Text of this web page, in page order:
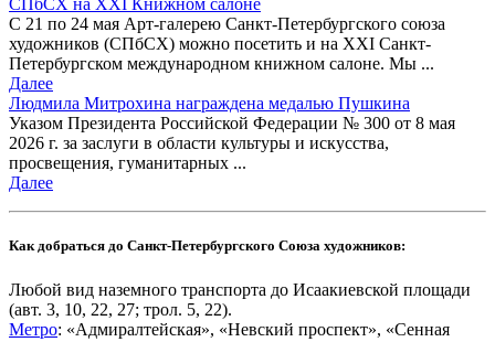
СПбСХ на XXI Книжном салоне
С 21 по 24 мая Арт-галерею Санкт-Петербургского союза
художников (СПбСХ) можно посетить и на XXI Санкт-
Петербургском международном книжном салоне. Мы ...
Далее
Людмила Митрохина награждена медалью Пушкина
Указом Президента Российской Федерации № 300 от 8 мая
2026 г. за заслуги в области культуры и искусства,
просвещения, гуманитарных ...
Далее
Как добраться до Санкт-Петербургского Союза художников:
Любой вид наземного транспорта до Исаакиевской площади
(авт. 3, 10, 22, 27; трол. 5, 22).
Метро: «Адмиралтейская», «Невский проспект», «Сенная